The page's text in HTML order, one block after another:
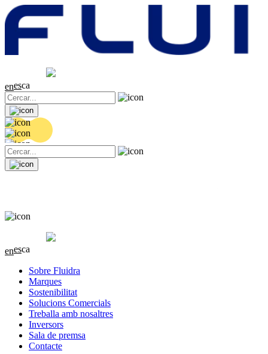
0.04 (+0.2%)
enesca
0.04 (+0.2%)
enesca
Sobre Fluidra
Marques
Sostenibilitat
Solucions Comercials
Treballa amb nosaltres
Inversors
Sala de premsa
Contacte